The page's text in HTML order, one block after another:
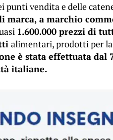
vendita e delle
marca, a marchio
1.600.000 prezzi di
alimentari, prodotti per la
è stata effettuata dal
italiane.